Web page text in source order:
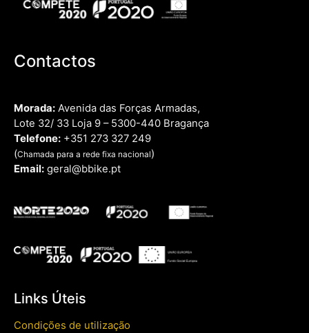
Contactos
Morada: Avenida das Forças Armadas,
Lote 32/ 33 Loja 9 – 5300-440 Bragança
Telefone: +351 273 327 249
(Chamada para a rede fixa nacional)
Email: geral@bbike.pt
Links Úteis
Condições de utilização